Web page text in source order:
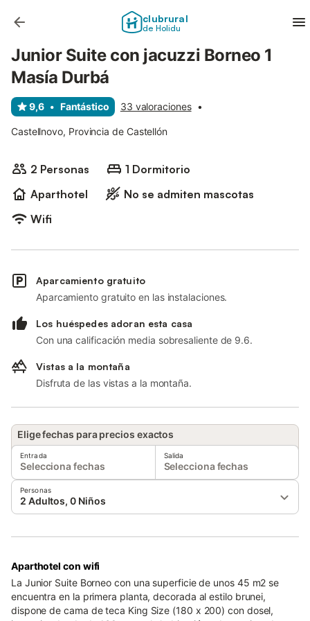
clubrural
de Holidu
Junior Suite con jacuzzi Borneo 1
Masía Durbá
9,6 • Fantástico 33 valoraciones •
Castellnovo, Provincia de Castellón
2 Personas
1 Dormitorio
Aparthotel
No se admiten mascotas
Wifi
Aparcamiento gratuito
Aparcamiento gratuito en las instalaciones.
Los huéspedes adoran esta casa
Con una calificación media sobresaliente de 9.6.
Vistas a la montaña
Disfruta de las vistas a la montaña.
Elige fechas para precios exactos
Entrada
Selecciona fechas
Salida
Selecciona fechas
Personas
2 Adultos, 0 Niños
Aparthotel con wifi
La Junior Suite Borneo con una superficie de unos 45 m2 se
encuentra en la primera planta, decorada al estilo brunei,
dispone de cama de teca King Size (180 x 200) con dosel,